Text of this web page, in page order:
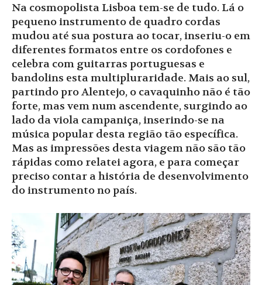
Na cosmopolista Lisboa tem-se de tudo. Lá o
pequeno instrumento de quadro cordas
mudou até sua postura ao tocar, inseriu-o em
diferentes formatos entre os cordofones e
celebra com guitarras portuguesas e
bandolins esta multipluraridade. Mais ao sul,
partindo pro Alentejo, o cavaquinho não é tão
forte, mas vem num ascendente, surgindo ao
lado da viola campaniça, inserindo-se na
música popular desta região tão específica.
Mas as impressões desta viagem não são tão
rápidas como relatei agora, e para começar
preciso contar a história de desenvolvimento
do instrumento no país.